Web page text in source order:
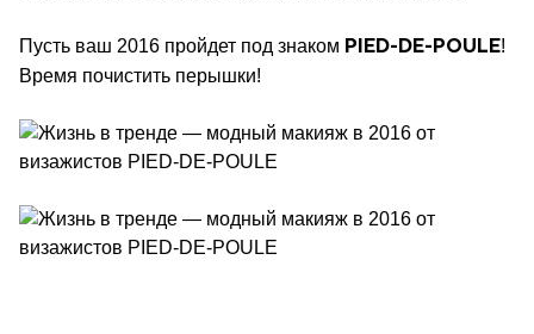
Пусть ваш 2016 пройдет под знаком PIED-DE-POULE!
Время почистить перышки!